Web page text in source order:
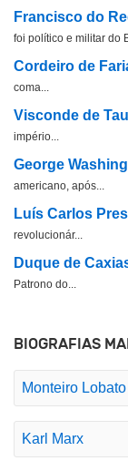
Francisco do
foi político e militar do
Cordeiro de
coma...
Visconde de
império...
George
americano, após...
Luís Carlos
revolucionár...
Duque de
Patrono do...
BIOGRAFIAS
Monteiro Lobato
Karl Marx